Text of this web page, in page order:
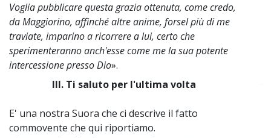
Voglia pubblicare questa grazia ottenuta, come credo,
da Maggiorino, affinché altre anime, forsel più di me
traviate, imparino a ricorrere a lui, certo che
sperimenteranno anch'esse come me la sua potente
intercessione presso Dio».
III. Ti saluto per l'ultima volta
E' una nostra Suora che ci descrive il fatto
commovente che qui riportiamo.